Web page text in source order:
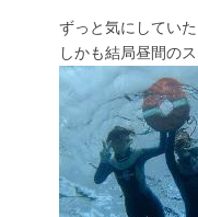
ずっと気にしてい
しかも結局昼間の